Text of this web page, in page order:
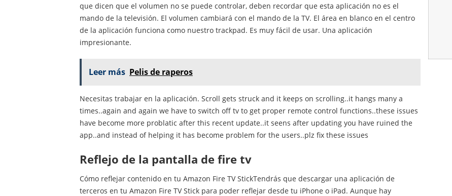
que dicen que el volumen no se puede controlar, deben recordar que esta aplicación no es el
mando de la televisión. El volumen cambiará con el mando de la TV. El área en blanco en el centro
de la aplicación funciona como nuestro trackpad. Es muy fácil de usar. Una aplicación
impresionante.
Leer más Pelis de raperos
Necesitas trabajar en la aplicación. Scroll gets struck and it keeps on scrolling..it hangs many a
times..again and again we have to switch off tv to get proper remote control functions..these issues
have become more problatic after this recent update..it seens after updating you have ruined the
app..and instead of helping it has become problem for the users..plz fix these issues
Reflejo de la pantalla de fire tv
Cómo reflejar contenido en tu Amazon Fire TV StickTendrás que descargar una aplicación de
terceros en tu Amazon Fire TV Stick para poder reflejar desde tu iPhone o iPad. Aunque hay